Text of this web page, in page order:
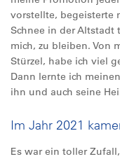
vorstellte, begeisterte
Schnee in der
mich, zu bleiben. Von
Stürzel, habe ich viel
Dann lernte ich
ihn und auch seine
Im Jahr 2021
Es war ein toller